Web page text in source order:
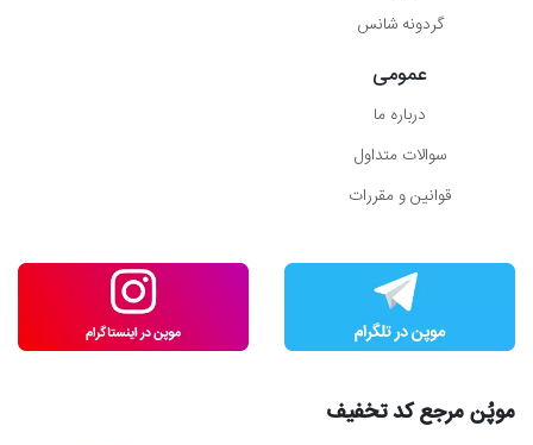
گردونه شانس
عمومی
درباره ما
سوالات متداول
قوانین و مقررات
موپُن مرجع کد تخفیف